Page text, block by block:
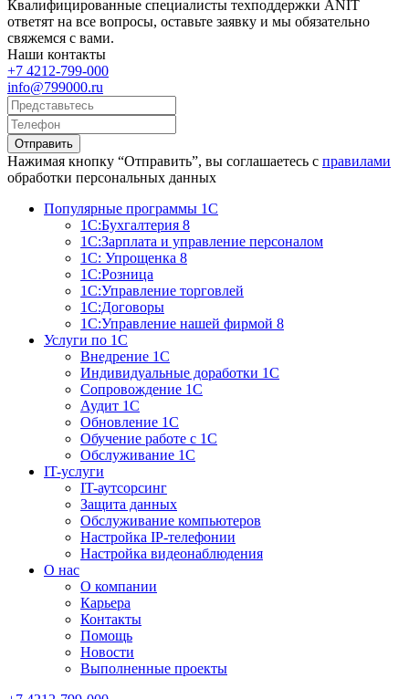
Квалифицированные специалисты техподдержки ANIT
ответят на все вопросы, оставьте заявку и мы обязательно
свяжемся с вами.
Наши контакты
+7 4212-799-000
info@799000.ru
Отправить
Нажимая кнопку “Отправить”, вы соглашаетесь с правилами
обработки персональных данных
Популярные программы 1С
1С:Бухгалтерия 8
1С:Зарплата и управление персоналом
1С: Упрощенка 8
1С:Розница
1С:Управление торговлей
1С:Договоры
1С:Управление нашей фирмой 8
Услуги по 1С
Внедрение 1С
Индивидуальные доработки 1С
Сопровождение 1С
Аудит 1С
Обновление 1С
Обучение работе с 1С
Обслуживание 1С
IT-услуги
IT-аутсорсинг
Защита данных
Обслуживание компьютеров
Настройка IP-телефонии
Настройка видеонаблюдения
О нас
О компании
Карьера
Контакты
Помощь
Новости
Выполненные проекты